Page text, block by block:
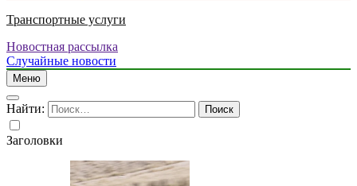
Транспортные услуги
Новостная рассылка
Случайные новости
Меню
Найти:
Заголовки